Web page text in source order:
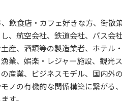
飲食店・カフェ好きな方、街散
、航空会社、鉄道会社、バス会
産、酒類等の製造業者、ホテル
業、娯楽・レジャー施設、観光
産業、ビジネスモデル、国内外
ノの有機的な関係構築に繋がる